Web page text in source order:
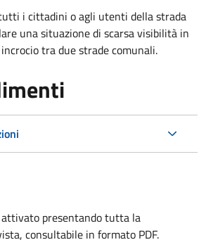
i cittadini o agli utenti della strada
una situazione di scarsa visibilità in
tra due strade comunali.
attivato presentando tutta la
consultabile in formato PDF.